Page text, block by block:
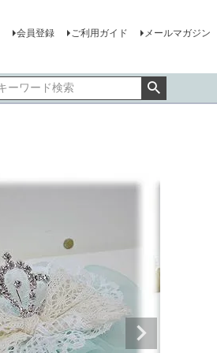
会員登録 ご利用ガイド メールマガジン